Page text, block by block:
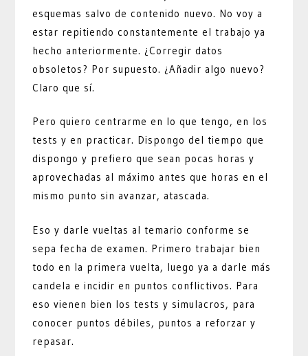
esquemas salvo de contenido nuevo. No voy a
estar repitiendo constantemente el trabajo ya
hecho anteriormente. ¿Corregir datos
obsoletos? Por supuesto. ¿Añadir algo nuevo?
Claro que sí.
Pero quiero centrarme en lo que tengo, en los
tests y en practicar. Dispongo del tiempo que
dispongo y prefiero que sean pocas horas y
aprovechadas al máximo antes que horas en el
mismo punto sin avanzar, atascada.
Eso y darle vueltas al temario conforme se
sepa fecha de examen. Primero trabajar bien
todo en la primera vuelta, luego ya a darle más
candela e incidir en puntos conflictivos. Para
eso vienen bien los tests y simulacros, para
conocer puntos débiles, puntos a reforzar y
repasar.